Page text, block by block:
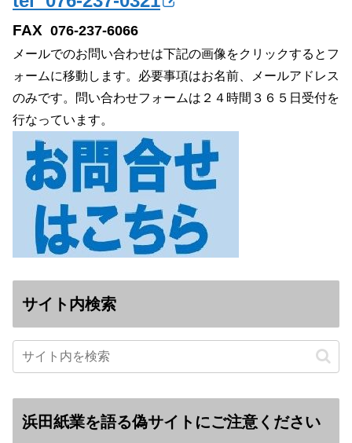
FAX 076-237-6066
メールでのお問い合わせは下記の画像をクリックするとフ
ォームに移動します。必要事項はお名前、メールアドレス
のみです。問い合わせフォームは２４時間３６５日受付を
行なっています。
サイト内検索
浜田紙業を語る偽サイトにご注意ください